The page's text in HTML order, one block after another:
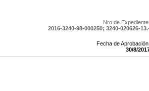
Nro de
2016-3240-98-000250; 3240-020626-
Fecha de
30/8/